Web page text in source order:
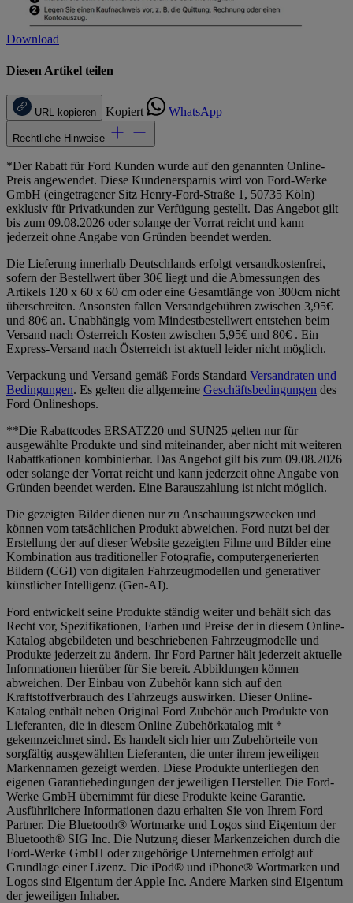
Download
Diesen Artikel teilen
URL kopieren Kopiert WhatsApp
Rechtliche Hinweise
*Der Rabatt für Ford Kunden wurde auf den genannten Online-
Preis angewendet. Diese Kundenersparnis wird von Ford-Werke
GmbH (eingetragener Sitz Henry-Ford-Straße 1, 50735 Köln)
exklusiv für Privatkunden zur Verfügung gestellt. Das Angebot gilt
bis zum 09.08.2026 oder solange der Vorrat reicht und kann
jederzeit ohne Angabe von Gründen beendet werden.
Die Lieferung innerhalb Deutschlands erfolgt versandkostenfrei,
sofern der Bestellwert über 30€ liegt und die Abmessungen des
Artikels 120 x 60 x 60 cm oder eine Gesamtlänge von 300cm nicht
überschreiten. Ansonsten fallen Versandgebühren zwischen 3,95€
und 80€ an. Unabhängig vom Mindestbestellwert entstehen beim
Versand nach Österreich Kosten zwischen 5,95€ und 80€ . Ein
Express-Versand nach Österreich ist aktuell leider nicht möglich.
Verpackung und Versand gemäß Fords Standard Versandraten und
Bedingungen. Es gelten die allgemeine Geschäftsbedingungen des
Ford Onlineshops.
**Die Rabattcodes ERSATZ20 und SUN25 gelten nur für
ausgewählte Produkte und sind miteinander, aber nicht mit weiteren
Rabattkationen kombinierbar. Das Angebot gilt bis zum 09.08.2026
oder solange der Vorrat reicht und kann jederzeit ohne Angabe von
Gründen beendet werden. Eine Barauszahlung ist nicht möglich.
Die gezeigten Bilder dienen nur zu Anschauungszwecken und
können vom tatsächlichen Produkt abweichen. Ford nutzt bei der
Erstellung der auf dieser Website gezeigten Filme und Bilder eine
Kombination aus traditioneller Fotografie, computergenerierten
Bildern (CGI) von digitalen Fahrzeugmodellen und generativer
künstlicher Intelligenz (Gen-AI).
Ford entwickelt seine Produkte ständig weiter und behält sich das
Recht vor, Spezifikationen, Farben und Preise der in diesem Online-
Katalog abgebildeten und beschriebenen Fahrzeugmodelle und
Produkte jederzeit zu ändern. Ihr Ford Partner hält jederzeit aktuelle
Informationen hierüber für Sie bereit. Abbildungen können
abweichen. Der Einbau von Zubehör kann sich auf den
Kraftstoffverbrauch des Fahrzeugs auswirken. Dieser Online-
Katalog enthält neben Original Ford Zubehör auch Produkte von
Lieferanten, die in diesem Online Zubehörkatalog mit *
gekennzeichnet sind. Es handelt sich hier um Zubehörteile von
sorgfältig ausgewählten Lieferanten, die unter ihrem jeweiligen
Markennamen gezeigt werden. Diese Produkte unterliegen den
eigenen Garantiebedingungen der jeweiligen Hersteller. Die Ford-
Werke GmbH übernimmt für diese Produkte keine Garantie.
Ausführlichere Informationen dazu erhalten Sie von Ihrem Ford
Partner. Die Bluetooth® Wortmarke und Logos sind Eigentum der
Bluetooth® SIG Inc. Die Nutzung dieser Markenzeichen durch die
Ford-Werke GmbH oder zugehörige Unternehmen erfolgt auf
Grundlage einer Lizenz. Die iPod® und iPhone® Wortmarken und
Logos sind Eigentum der Apple Inc. Andere Marken sind Eigentum
der jeweiligen Inhaber.